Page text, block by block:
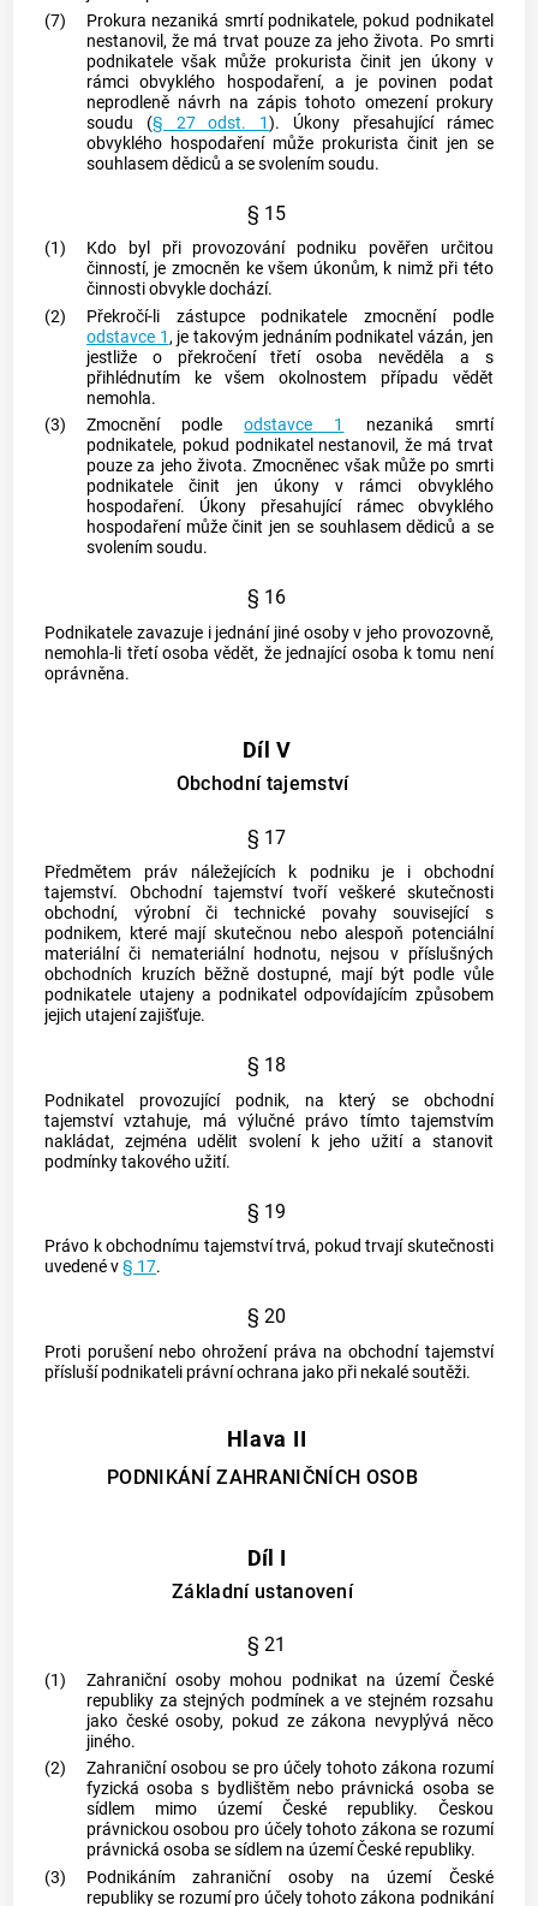
(7)
Prokura nezaniká smrtí podnikatele, pokud podnikatel
nestanovil, že má trvat pouze za jeho života. Po smrti
podnikatele však může prokurista činit jen úkony v
rámci obvyklého hospodaření, a je povinen podat
neprodleně návrh na zápis tohoto omezení prokury
soudu (§ 27 odst. 1). Úkony přesahující rámec
obvyklého hospodaření může prokurista činit jen se
souhlasem dědiců a se svolením soudu.
§ 15
(1) Kdo byl při provozování podniku pověřen určitou
činností, je zmocněn ke všem úkonům, k nimž při této
činnosti obvykle dochází.
(2)
Překročí-li zástupce podnikatele zmocnění podle
odstavce 1, je takovým jednáním podnikatel vázán, jen
jestliže o překročení třetí osoba nevěděla a s
přihlédnutím ke všem okolnostem případu vědět
nemohla.
(3)
Zmocnění podleodstavce 1
nezaniká smrtí
podnikatele, pokud podnikatel nestanovil, že má trvat
pouze za jeho života. Zmocněnec však může po smrti
podnikatele činit jen úkony v rámci obvyklého
hospodaření. Úkony přesahující rámec obvyklého
hospodaření může činit jen se souhlasem dědiců a se
svolením soudu.
§ 16
Podnikatele zavazuje i jednání jiné osoby v jeho provozovně,
nemohla-li třetí osoba vědět, že jednající osoba k tomu není
oprávněna.
Díl V
Obchodní tajemství
§ 17
Předmětem práv náležejících k podniku je i obchodní
tajemství. Obchodní tajemství tvoří veškeré skutečnosti
obchodní, výrobní či technické povahy související s
podnikem, které mají skutečnou nebo alespoň potenciální
materiální či nemateriální hodnotu, nejsou v příslušných
obchodních kruzích běžně dostupné, mají být podle vůle
podnikatele utajeny a podnikatel odpovídajícím způsobem
jejich utajení zajišťuje.
§ 18
Podnikatel provozující podnik, na který se obchodní
tajemství vztahuje, má výlučné právo tímto tajemstvím
nakládat, zejména udělit svolení k jeho užití a stanovit
podmínky takového užití.
§ 19
Právo k obchodnímu tajemství trvá, pokud trvají skutečnosti
uvedené v§ 17.
§ 20
Proti porušení nebo ohrožení práva na obchodní tajemství
přísluší podnikateli právní ochrana jako při nekalé soutěži.
Hlava II
PODNIKÁNÍ ZAHRANIČNÍCH OSOB
Díl I
Základní ustanovení
§ 21
(1) Zahraniční osobymohou podnikat na území České
republiky za stejných podmínek a ve stejném rozsahu
jako české osoby, pokud ze zákona nevyplývá něco
jiného.
(2)
Zahraniční osobou se pro účely tohoto zákona rozumí
fyzická osoba s bydlištěm nebo právnická osoba se
sídlem mimo území České republiky. Českou
právnickou osobou pro účely tohoto zákona se rozumí
právnická osoba se sídlem na území České republiky.
(3)
Podnikáním zahraniční osoby na území České
republikyse rozumí pro účely tohoto zákona podnikání